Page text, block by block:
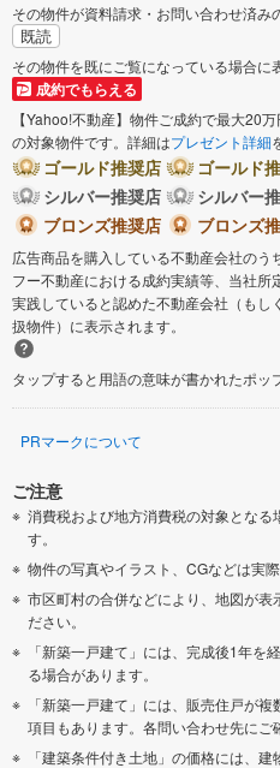
その物件が資料請求・お問い合わせ済み
既読
その物件を既にご覧になっている場合に
成約でもらえる
【Yahoo!不動産】物件ご成約で最大20
の対象物件です。詳細はプレゼント詳細
ゴールド推奨店
ゴールド
シルバー推奨店
シルバー
ブロンズ推奨店
ブロンズ
広告商品を購入している不動産会社の
フー不動産における成約実績等、当社
実践していると認めた不動産会社（もし
扱物件）に表示されます。
タップすると用語の意味が書かれたポッ
PRマークについて
ご注意
消費税および地方消費税の対象となる
す。
物件の写真やイラスト、CGなどは実
市区町村の合併などにより、地図が表
ださい。
「新築一戸建て」には、完成後1年を
る場合があります。
「新築一戸建て」には、販売住戸が
項目もあります。各問い合わせ先にご
「建築条件付き土地」の価格には、建